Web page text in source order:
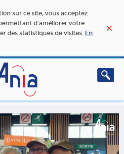
sur ce site, vous acceptez
d’améliorer votre
des statistiques de visites. En